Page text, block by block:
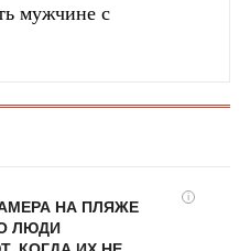
мужчине с
i
НА ПЛЯЖЕ
ЛЮДИ